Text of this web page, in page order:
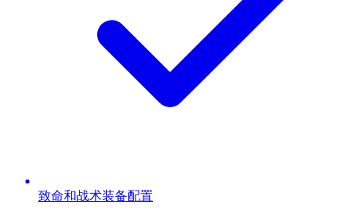
致命和战术装备配置